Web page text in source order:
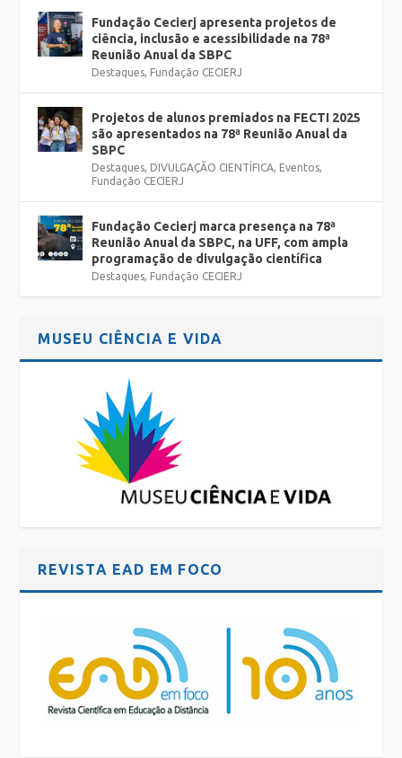
Fundação Cecierj apresenta projetos de
ciência, inclusão e acessibilidade na 78ª
Reunião Anual da SBPC
Destaques, Fundação CECIERJ
Projetos de alunos premiados na FECTI 2025
são apresentados na 78ª Reunião Anual da
SBPC
Destaques, DIVULGAÇÃO CIENTÍFICA, Eventos,
Fundação CECIERJ
Fundação Cecierj marca presença na 78ª
Reunião Anual da SBPC, na UFF, com ampla
programação de divulgação científica
Destaques, Fundação CECIERJ
MUSEU CIÊNCIA E VIDA
REVISTA EAD EM FOCO